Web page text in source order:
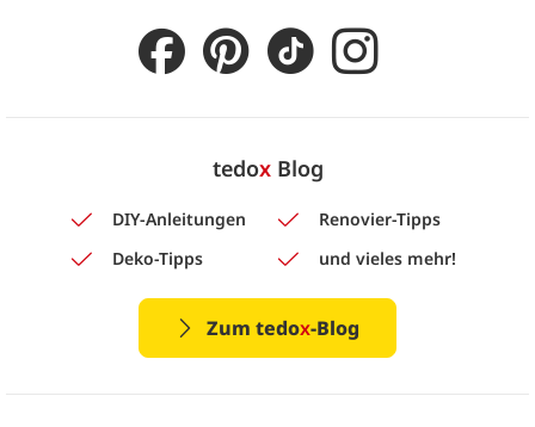
tedoxBlog
DIY-Anleitungen
Renovier-Tipps
Deko-Tipps
und vieles mehr!
Zum tedox-Blog